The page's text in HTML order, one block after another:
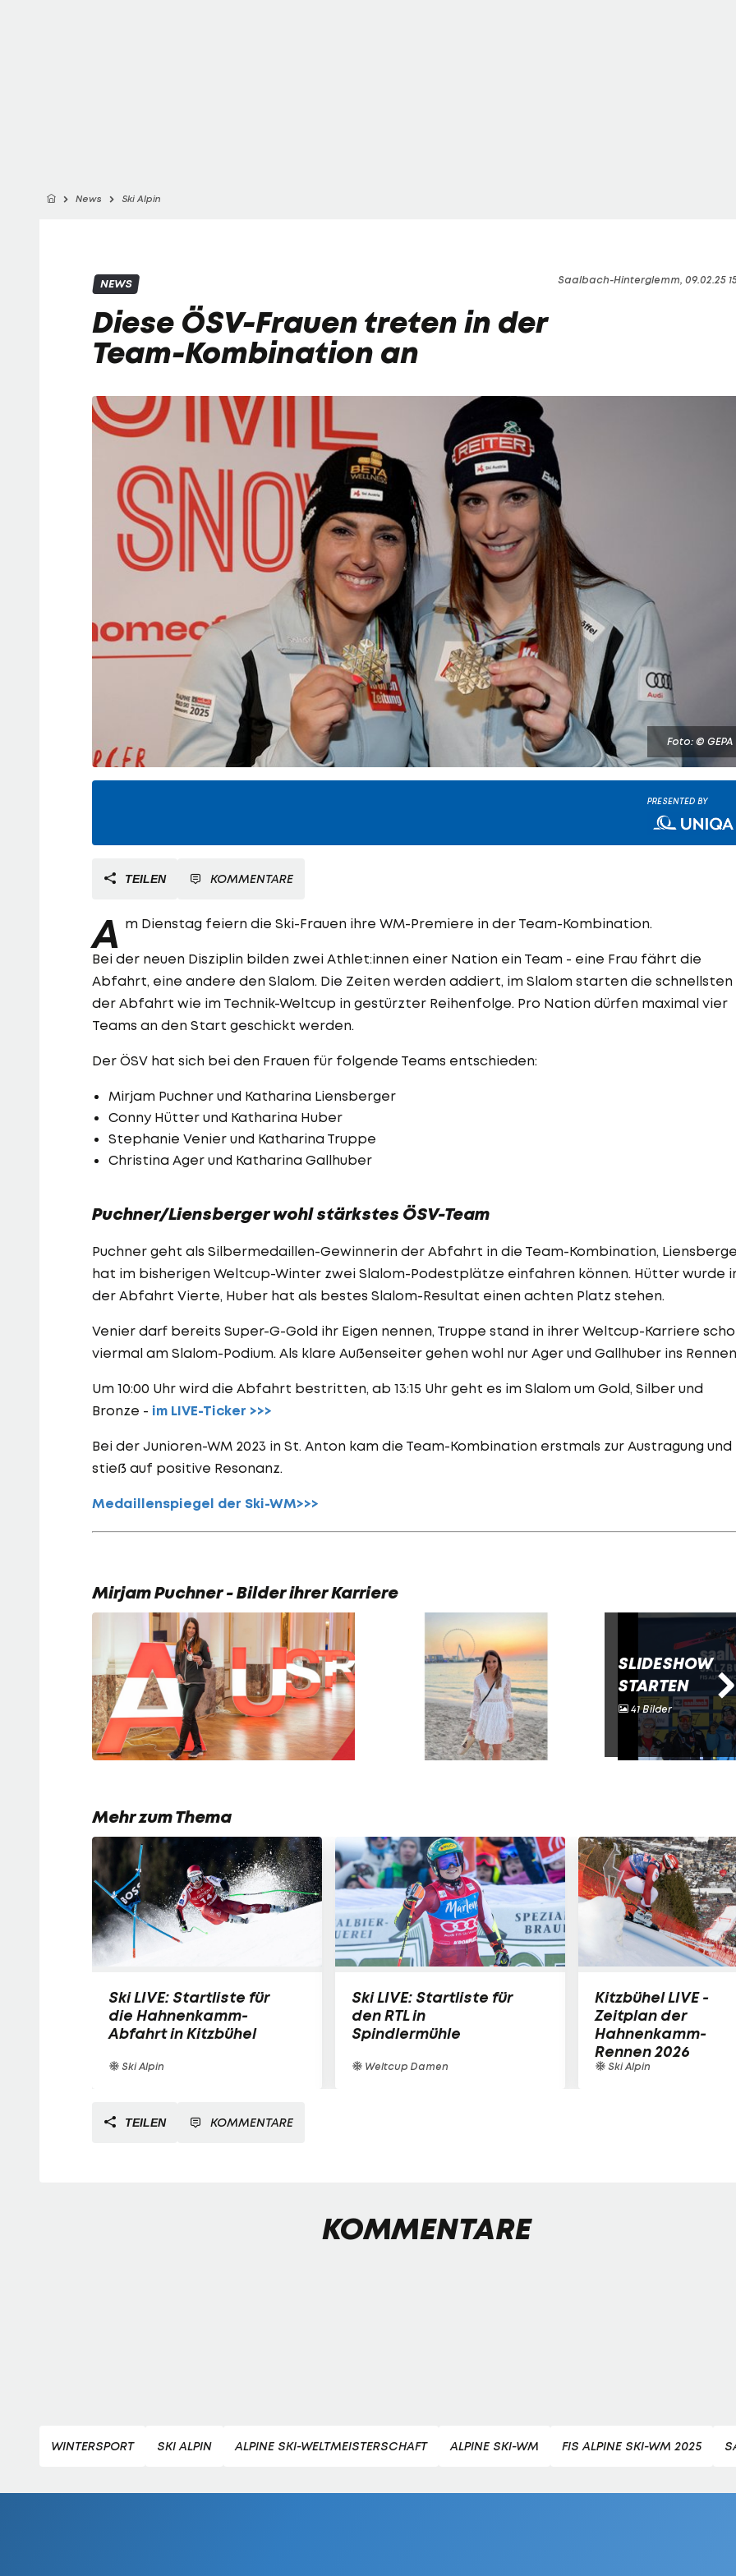
News Ski Alpin
Saalbach-Hinterglemm, 09.02.25
NEWS
Diese ÖSV-Frauen treten in der
Team-Kombination an
Foto: © GEPA
PRESENTED BY
TEILEN KOMMENTARE
A m Dienstag feiern die Ski-Frauen ihre WM-Premiere in der Team-Kombination.
Bei der neuen Disziplin bilden zwei Athlet:innen einer Nation ein Team - eine Frau fährt die
Abfahrt, eine andere den Slalom. Die Zeiten werden addiert, im Slalom starten die schnellsten
der Abfahrt wie im Technik-Weltcup in gestürzter Reihenfolge. Pro Nation dürfen maximal vier
Teams an den Start geschickt werden.
Der ÖSV hat sich bei den Frauen für folgende Teams entschieden:
Mirjam Puchner und Katharina Liensberger
Conny Hütter und Katharina Huber
Stephanie Venier und Katharina Truppe
Christina Ager und Katharina Gallhuber
Puchner/Liensberger wohl stärkstes ÖSV-Team
Puchner geht als Silbermedaillen-Gewinnerin der Abfahrt in die Team-Kombination,
hat im bisherigen Weltcup-Winter zwei Slalom-Podestplätze einfahren können. Hütter wurde
der Abfahrt Vierte, Huber hat als bestes Slalom-Resultat einen achten Platz stehen.
Venier darf bereits Super-G-Gold ihr Eigen nennen, Truppe stand in ihrer Weltcup-Karriere
viermal am Slalom-Podium. Als klare Außenseiter gehen wohl nur Ager und Gallhuber ins
Um 10:00 Uhr wird die Abfahrt bestritten, ab 13:15 Uhr geht es im Slalom um Gold, Silber und
Bronze - im LIVE-Ticker >>>
Bei der Junioren-WM 2023 in St. Anton kam die Team-Kombination erstmals zur Austragung und
stieß auf positive Resonanz.
Medaillenspiegel der Ski-WM>>>
Mirjam Puchner - Bilder ihrer Karriere
SLIDESHOW
STARTEN
41 Bilder
Mehr zum Thema
Ski LIVE: Startliste für
die Hahnenkamm-
Abfahrt in Kitzbühel
Ski Alpin
Ski LIVE: Startliste für
den RTL in
Spindlermühle
Weltcup Damen
Kitzbühel LIVE -
Zeitplan der
Hahnenkamm-
Rennen 2026
Ski Alpin
TEILEN KOMMENTARE
KOMMENTARE
WINTERSPORT SKI ALPIN ALPINE SKI-WELTMEISTERSCHAFT ALPINE SKI-WM FIS ALPINE SKI-WM 2025